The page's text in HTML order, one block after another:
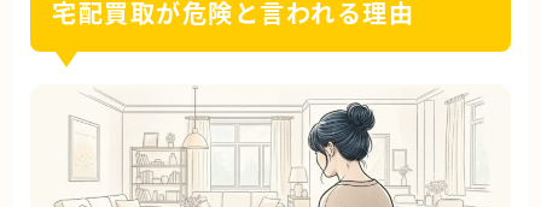
宅配買取が危険と言われる理由